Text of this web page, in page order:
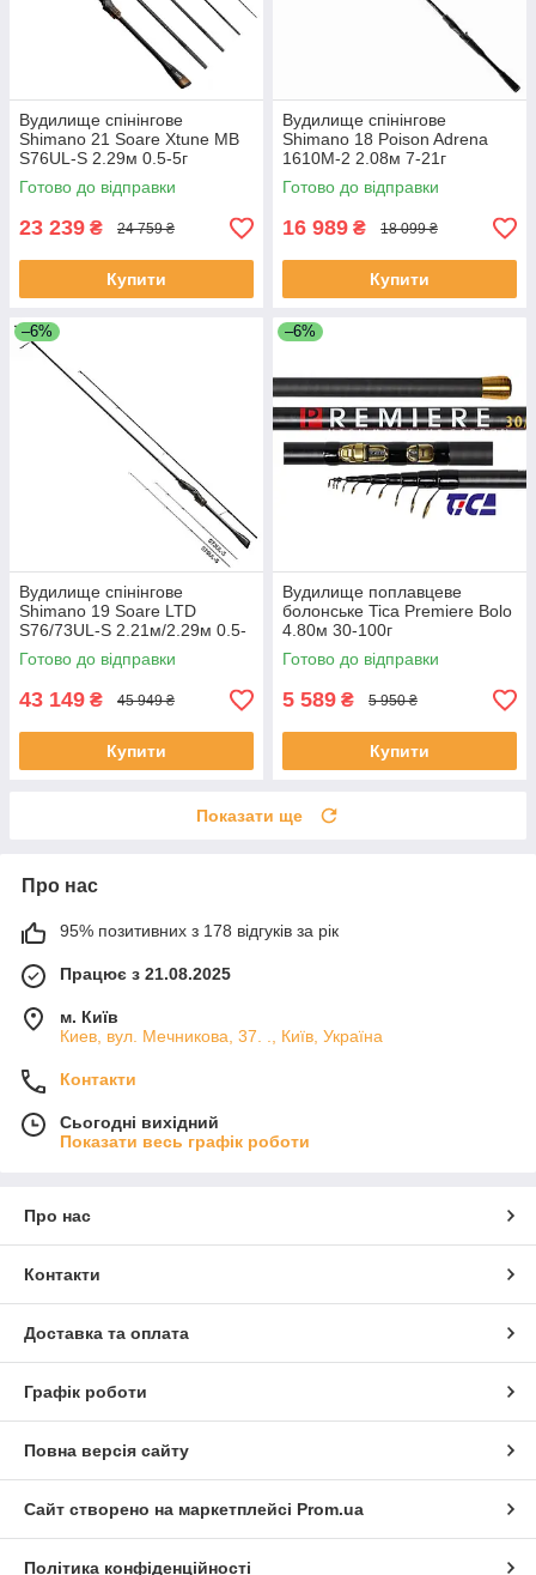
Вудилище спінінгове
Shimano 21 Soare Xtune MB
S76UL-S 2.29м 0.5-5г
Готово до відправки
23 239 ₴ 24 759 ₴
Купити
Вудилище спінінгове
Shimano 18 Poison Adrena
1610M-2 2.08м 7-21г
Готово до відправки
16 989 ₴ 18 099 ₴
Купити
–6%
Вудилище спінінгове
Shimano 19 Soare LTD
S76/73UL-S 2.21м/2.29м 0.5-
12
Готово до відправки
43 149 ₴ 45 949 ₴
Купити
–6%
Вудилище поплавцеве
болонське Tica Premiere Bolo
4.80м 30-100г
Готово до відправки
5 589 ₴ 5 950 ₴
Купити
Показати ще
Про нас
95% позитивних з 178 відгуків за рік
Працює з 21.08.2025
м. Київ
Киев, вул. Мечникова, 37. ., Київ, Україна
Контакти
Сьогодні вихідний
Показати весь графік роботи
Про нас
Контакти
Доставка та оплата
Графік роботи
Повна версія сайту
Сайт створено на маркетплейсі Prom.ua
Політика конфіденційності